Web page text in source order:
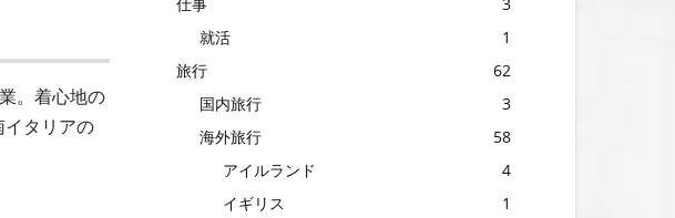
。着心地の
イタリアの
就活
1
旅行
62
国内旅行
3
海外旅行
58
アイルランド
4
イギリス
1